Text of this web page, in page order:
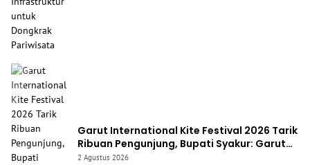
Garut International Kite Festival 2026 Tarik
Ribuan Pengunjung, Bupati Syakur: Garut
Makin Dikenal Dunia
2 Agustus 2026